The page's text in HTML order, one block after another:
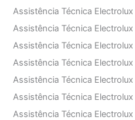
Assistência Técnica Electrolux
Assistência Técnica Electrolux
Assistência Técnica Electrolux
Assistência Técnica Electrolux
Assistência Técnica
Assistência Técnica
Assistência Técnica